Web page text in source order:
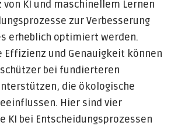
von KI und maschinellem Lernen
zur Verbesserung
erheblich optimiert werden.
Effizienz und Genauigkeit können
bei fundierteren
die ökologische
Hier sind vier
KI bei Entscheidungsprozessen